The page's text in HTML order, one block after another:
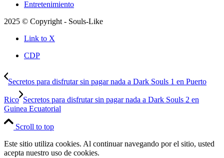
Entretenimiento
2025 © Copyright - Souls-Like
Link to X
CDP
Secretos para disfrutar sin pagar nada a Dark Souls 1 en Puerto
Rico Secretos para disfrutar sin pagar nada a Dark Souls 2 en
Guinea Ecuatorial
Scroll to top
Este sitio utiliza cookies. Al continuar navegando por el sitio, usted
acepta nuestro uso de cookies.